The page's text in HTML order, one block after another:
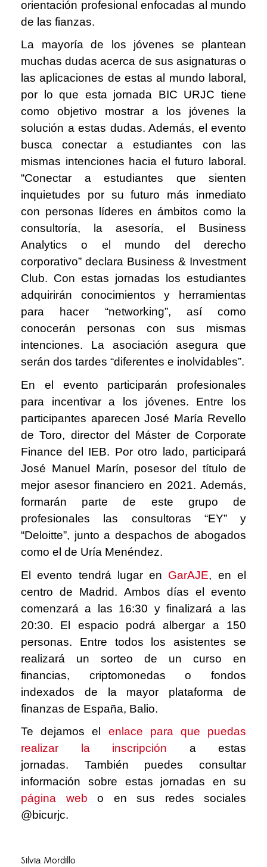
orientación profesional enfocadas al mundo
de las fianzas.
La mayoría de los jóvenes se plantean
muchas dudas acerca de sus asignaturas o
las aplicaciones de estas al mundo laboral,
por lo que esta jornada BIC URJC tiene
como objetivo mostrar a los jóvenes la
solución a estas dudas. Además, el evento
busca conectar a estudiantes con las
mismas intenciones hacia el futuro laboral.
“Conectar a estudiantes que sienten
inquietudes por su futuro más inmediato
con personas líderes en ámbitos como la
consultoría, la asesoría, el Business
Analytics o el mundo del derecho
corporativo” declara Business & Investment
Club. Con estas jornadas los estudiantes
adquirirán conocimientos y herramientas
para hacer “networking”, así como
conocerán personas con sus mismas
intenciones. La asociación asegura que
serán dos tardes “diferentes e inolvidables”.
En el evento participarán profesionales
para incentivar a los jóvenes. Entre los
participantes aparecen José María Revello
de Toro, director del Máster de Corporate
Finance del IEB. Por otro lado, participará
José Manuel Marín, posesor del título de
mejor asesor financiero en 2021. Además,
formarán parte de este grupo de
profesionales las consultoras “EY” y
“Deloitte”, junto a despachos de abogados
como el de Uría Menéndez.
El evento tendrá lugar en GarAJE, en el
centro de Madrid. Ambos días el evento
comenzará a las 16:30 y finalizará a las
20:30. El espacio podrá albergar a 150
personas. Entre todos los asistentes se
realizará un sorteo de un curso en
financias, criptomonedas o fondos
indexados de la mayor plataforma de
finanzas de España, Balio.
Te dejamos el enlace para que puedas
realizar la inscripción a estas
jornadas. También puedes consultar
información sobre estas jornadas en su
página web o en sus redes sociales
@bicurjc.
Silvia Mordillo